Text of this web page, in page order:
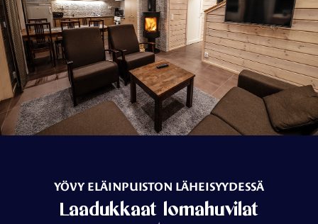
YÖVY ELÄINPUISTON LÄHEISYYDESSÄ
Laadukkaat lomahuvilat